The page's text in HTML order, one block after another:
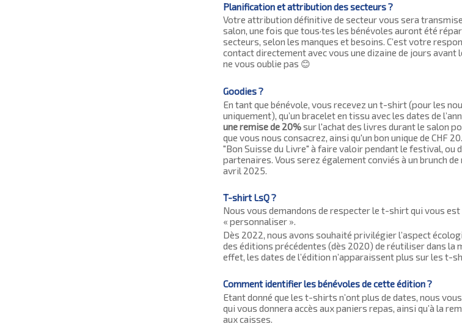
Planification et attribution des secteurs ?
Votre attribution définitive de secteur vous sera
salon, une fois que tous·tes les bénévoles auront été
secteurs, selon les manques et besoins. C’est votre
contact directement avec vous une dizaine de jours avant
ne vous oublie pas 😊
Goodies ?
En tant que bénévole, vous recevez un t-shirt (pour les
uniquement), qu’un bracelet en tissu avec les dates de
une remise de 20%sur l'achat des livres durant le salon
que vous nous consacrez, ainsi qu'un bon unique de CHF
"Bon Suisse du Livre" à faire valoir pendant le festival, ou
partenaires. Vous serez également conviés à un brunch
avril 2025.
T-shirt LsQ ?
Nous vous demandons de respecter le t-shirt qui vous
« personnaliser ».
Dès 2022, nous avons souhaité privilégier l’aspect
des éditions précédentes (dès 2020) de réutiliser dans la
effet, les dates de l’édition n’apparaissent plus sur les t-
Comment identifier les bénévoles de cette édition ?
Etant donné que les t-shirts n’ont plus de dates, nous
qui vous donnera accès aux paniers repas, ainsi qu’à la
aux caisses.